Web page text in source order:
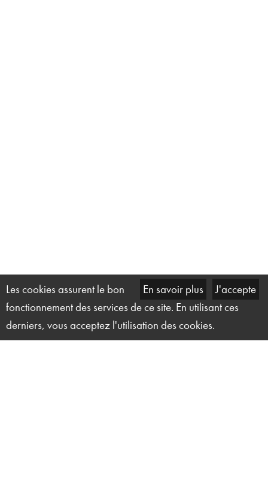
En savoir plus J'accepte
Les cookies assurent le bon
fonctionnement des services de ce site. En utilisant ces
derniers, vous acceptez l'utilisation des cookies.